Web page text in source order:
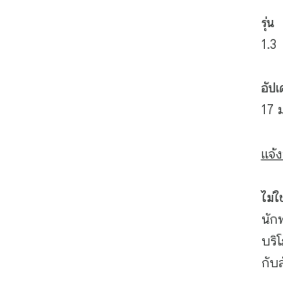
รุ่น
1.3
อัป
17
แจ้
ไม่ใ
นัก
บริ
กับ